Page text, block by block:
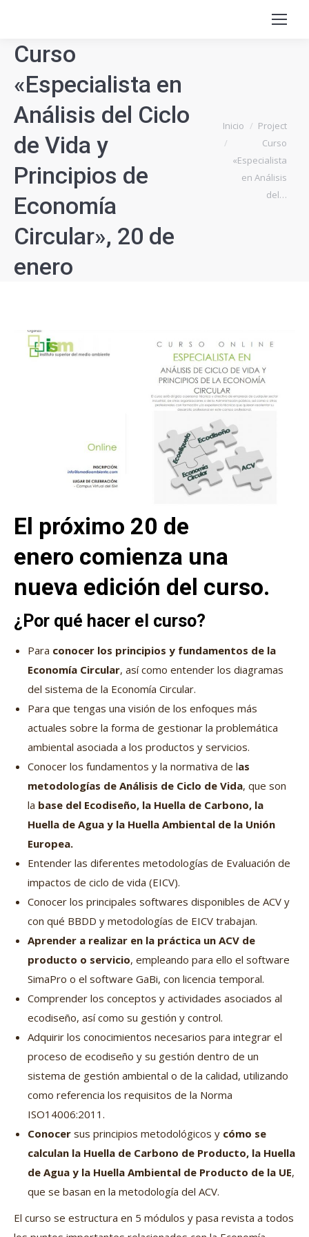
Curso
«Especialista en
Análisis del Ciclo
de Vida y
Principios de
Economía
Circular», 20 de
enero
Estás aquí:
Inicio
Project
Curso
«Especialista
en Análisis
del…
El próximo 20 de
enero comienza una
nueva edición del curso.
¿Por qué hacer el curso?
Para conocer los principios y fundamentos de la
Economía Circular, así como entender los diagramas
del sistema de la Economía Circular.
Para que tengas una visión de los enfoques más
actuales sobre la forma de gestionar la problemática
ambiental asociada a los productos y servicios.
Conocer los fundamentos y la normativa de las
metodologías de Análisis de Ciclo de Vida, que son
la base del Ecodiseño, la Huella de Carbono, la
Huella de Agua y la Huella Ambiental de la Unión
Europea.
Entender las diferentes metodologías de Evaluación de
impactos de ciclo de vida (EICV).
Conocer los principales softwares disponibles de ACV y
con qué BBDD y metodologías de EICV trabajan.
Aprender a realizar en la práctica un ACV de
producto o servicio, empleando para ello el software
SimaPro o el software GaBi, con licencia temporal.
Comprender los conceptos y actividades asociados al
ecodiseño, así como su gestión y control.
Adquirir los conocimientos necesarios para integrar el
proceso de ecodiseño y su gestión dentro de un
sistema de gestión ambiental o de la calidad, utilizando
como referencia los requisitos de la Norma
ISO14006:2011.
Conocer sus principios metodológicos y cómo se
calculan la Huella de Carbono de Producto, la Huella
de Agua y la Huella Ambiental de Producto de la UE,
que se basan en la metodología del ACV.
El curso se estructura en 5 módulos y pasa revista a todos